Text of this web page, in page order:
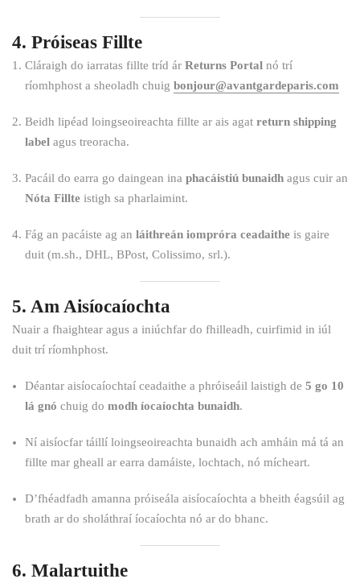
4. Próiseas Fillte
Cláraigh do iarratas fillte tríd ár Returns Portal nó trí
ríomhphost a sheoladh chuig bonjour@avantgardeparis.com
Beidh lipéad loingseoireachta fillte ar ais agat return shipping
label agus treoracha.
Pacáil do earra go daingean ina phacáistiú bunaidh agus cuir an
Nóta Fillte istigh sa pharlaimint.
Fág an pacáiste ag an láithreán iompróra ceadaithe is gaire
duit (m.sh., DHL, BPost, Colissimo, srl.).
5. Am Aisíocaíochta
Nuair a fhaightear agus a iniúchfar do fhilleadh, cuirfimid in iúl
duit trí ríomhphost.
Déantar aisíocaíochtaí ceadaithe a phróiseáil laistigh de 5 go 10
lá gnó chuig do modh íocaíochta bunaidh.
Ní aisíocfar táillí loingseoireachta bunaidh ach amháin má tá an
fillte mar gheall ar earra damáiste, lochtach, nó mícheart.
D’fhéadfadh amanna próiseála aisíocaíochta a bheith éagsúil ag
brath ar do sholáthraí íocaíochta nó ar do bhanc.
6. Malartuithe